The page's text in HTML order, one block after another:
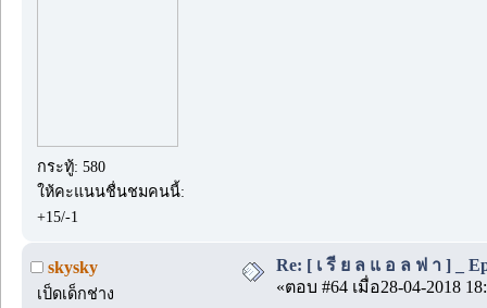
กระทู้: 580
ให้คะแนนชื่นชมคนนี้:
+15/-1
skysky
เป็ดเด็กช่าง
Re: [ เ รี ย ล แ อ ล ฟ า ] _
«ตอบ #64 เมื่อ28-04-2018